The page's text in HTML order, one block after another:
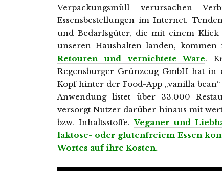
Verpackungsmüll verursachen
Essensbestellungen im Internet.
und Bedarfsgüter, die mit einem
unseren Haushalten landen,
Retouren und vernichtete Ware.
Regensburger Grünzeug GmbH hat in
Kopf hinter der Food-App „vanilla
Anwendung listet über 33.000
versorgt Nutzer darüber hinaus mit
bzw. Inhaltsstoffe.Veganer und
laktose- oder glutenfreiem Essen
Wortes auf ihre Kosten.